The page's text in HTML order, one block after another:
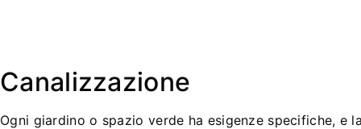
Canalizzazione
Ogni giardino o spazio verde ha esigenze specifiche, e